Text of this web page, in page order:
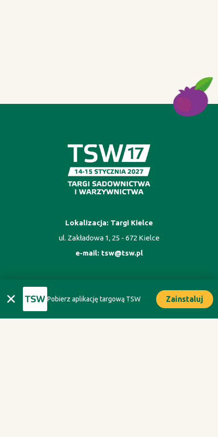
✕ Pobierz aplikację targową TSW Zainstaluj
Lokalizacja: Targi Kielce
ul. Zakładowa 1, 25 - 672 Kielce
e-mail: tsw@tsw.pl